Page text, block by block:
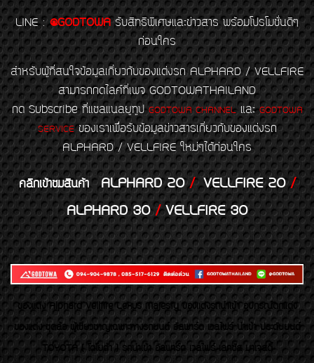
LINE : @GODTOWA รับสิทธิพิเศษและข่าวสาร พร้อมโปรโมชั่นดีๆ
ก่อนใคร
สำหรับผู้ที่สนใจข้อมูลเกี่ยวกับของแต่งรถ ALPHARD / VELLFIRE
สามารถกดไลค์ที่เพจ GODTOWATHAILAND
กด Subscribe ที่แชลแนลยูทูป GODTOWA CHANNELและGODTOWA
SERVICEของเราเพื่อรับข้อมูลข่าวสารเกี่ยวกับของแต่งรถ
ALPHARD / VELLFIRE ใหม่ๆได้ก่อนใคร
คลิกเข้าชมสินค้า ALPHARD 20/VELLFIRE 20/
ALPHARD 30/VELLFIRE 30
ของเเต่ง Alphard Vellfire Lexus Majesty ของเเต่งรถนำเข้า อุปกรณ์ตกแต่ง
ของแต่ง ชุดล้อ ผู้เชี่ยวชาญเฉพาะทางรถยนต์ อัลพาร์ด เวลไฟร์ นำเข้า ประดับยนต์
TOYOTA ( โตโยต้า ) รถนำเข้า อัลพาร์ด เวลไฟร์ เลกซัส มาเจสตี้